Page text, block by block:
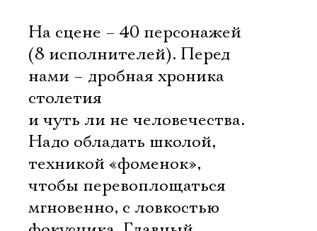
На сцене – 40 персонажей
(8 исполнителей). Перед
нами – дробная хроника
столетия
и чуть ли не человечества.
Надо обладать школой,
техникой «фоменок»,
чтобы перевоплощаться
мгновенно, с ловкостью